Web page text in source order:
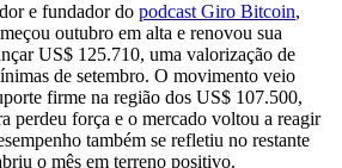
e fundador do podcast Giro Bitcoin,
outubro em alta e renovou sua
US$ 125.710, uma valorização de
de setembro. O movimento veio
firme na região dos US$ 107.500,
perdeu força e o mercado voltou a reagir
também se refletiu no restante
o mês em terreno positivo.